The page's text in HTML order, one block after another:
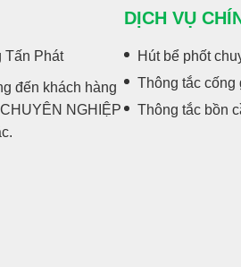
Tấn Phát
đến khách hàng
NGHIỆP
DỊCH VỤ
Hút bể phốt
Thông tắc cống
Thông tắc bồn